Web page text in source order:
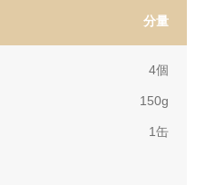
分量
4個
150g
1缶